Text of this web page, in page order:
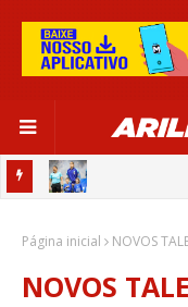
SALVADOR
Página inicial NOVOS
NOVOS